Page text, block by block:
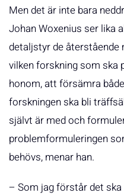
Men det är inte bara
Johan Woxenius ser lika
detaljstyr de återstående
vilken forskning som ska
honom, att försämra
forskningen ska bli
självt är med och
problemformuleringen
behövs, menar han.
– Som jag förstår det